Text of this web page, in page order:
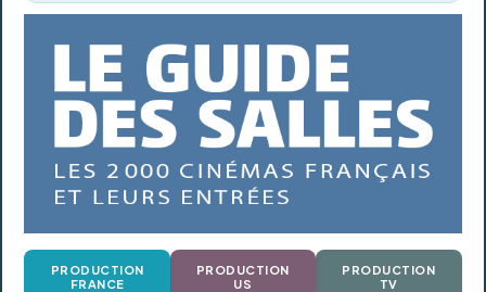
PRODUCTION
FRANCE
PRODUCTION
US
PRODUCTION
TV